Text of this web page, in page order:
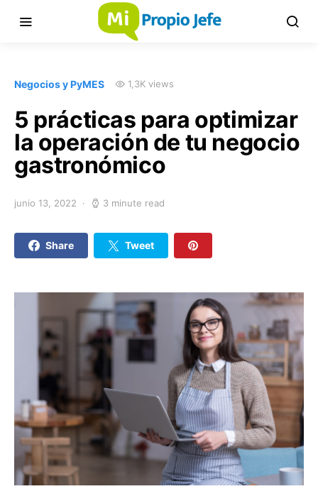
Negocios y PyMES 1,3K views
5 prácticas para optimizar
la operación de tu negocio
gastronómico
junio 13, 2022 3 minute read
Share Tweet